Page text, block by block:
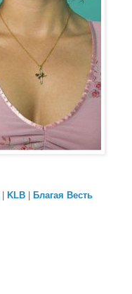
| KLB Благая Весть